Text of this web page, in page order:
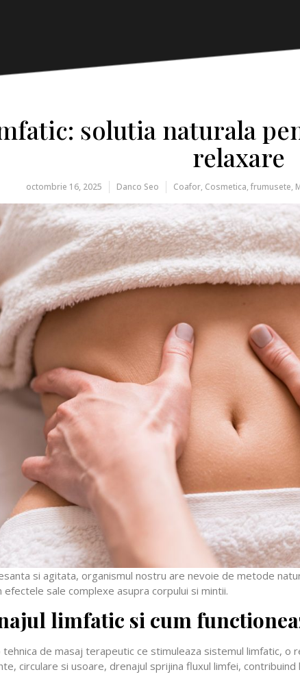
solutia naturala
relaxare
octombrie 16, 2025 Danco Seo Coafor, Cosmetica, frumusete,
si agitata, organismul nostru are nevoie de metode
sale complexe asupra corpului si mintii.
limfatic si cum
de masaj terapeutic ce stimuleaza sistemul limfatic, o
circulare si usoare, drenajul sprijina fluxul limfei,